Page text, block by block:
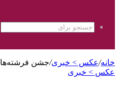
خانه/عکس > خبری/جشن فرشته‌ها
عکس > خبری